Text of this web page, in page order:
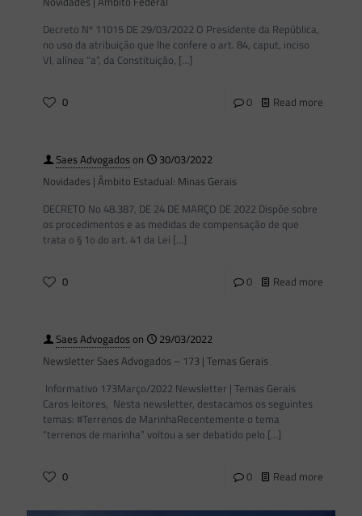
Decreto Nº 11015 DE 29/03/2022 O Presidente da República,
no uso da atribuição que lhe confere o art. 84, caput, inciso
VI, alínea “a”, da Constituição, […]
0 0 Read more
Saes Advogadoson
30/03/2022
Novidades | Âmbito Estadual: Minas Gerais
DECRETO No 48.387, DE 24 DE MARÇO DE 2022 Dispõe sobre
os procedimentos e as medidas de compensação de que
trata o § 1o do art. 41 da Lei […]
0 0 Read more
Saes Advogadoson
29/03/2022
Newsletter Saes Advogados – 173 | Temas Gerais
Informativo 173Março/2022 Newsletter | Temas Gerais
Caros leitores, Nesta newsletter, destacamos os seguintes
temas: #Terrenos de MarinhaRecentemente o tema
“terrenos de marinha” voltou a ser debatido pelo […]
0 0 Read more